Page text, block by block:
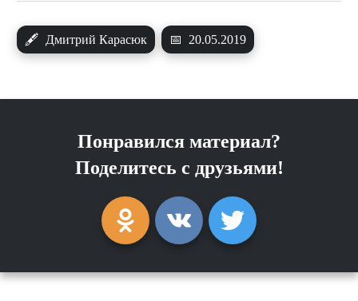
🖋 Дмитрий Карасюк 📅 20.05.2019
Понравился материал?
Поделитесь с друзьями!